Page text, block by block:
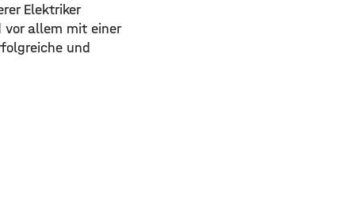
Elektriker
allem mit einer
und